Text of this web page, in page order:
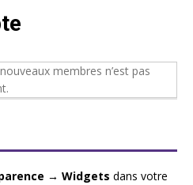
membres n’est pas
→ Widgets dans votre